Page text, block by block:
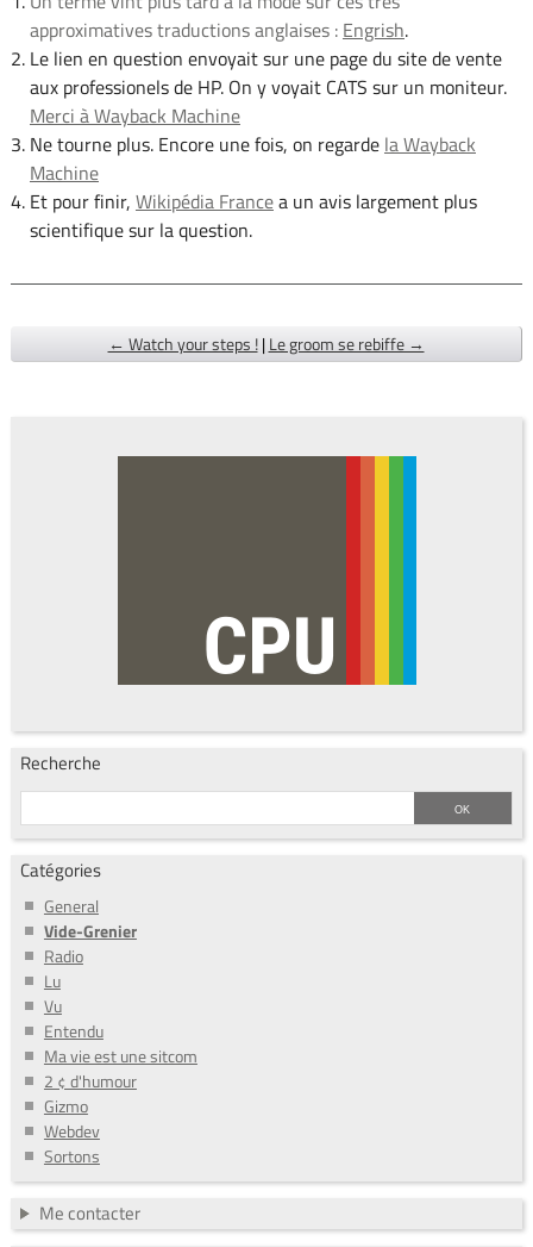
approximatives traductions anglaises : Engrish.
Le lien en question envoyait sur une page du site de vente
aux professionels de HP. On y voyait CATS sur un moniteur.
Merci à Wayback Machine
Ne tourne plus. Encore une fois, on regarde la Wayback
Machine
Et pour finir, Wikipédia Francea un avis largement plus
scientifique sur la question.
← Watch your steps ! | Le groom se rebiffe →
Recherche
Catégories
General
Vide-Grenier
Radio
Lu
Vu
Entendu
Ma vie est une sitcom
2 ¢ d'humour
Gizmo
Webdev
Sortons
Me contacter